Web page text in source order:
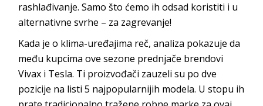
rashlađivanje. Samo što ćemo ih odsad koristiti i u
alternativne svrhe – za zagrevanje!
Kada je o klima-uređajima reč, analiza pokazuje da
među kupcima ove sezone prednjače brendovi
Vivax i Tesla. Ti proizvođači zauzeli su po dve
pozicije na listi 5 najpopularnijih modela. U stopu ih